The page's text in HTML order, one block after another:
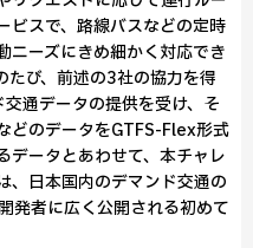
ビスで、路線バスなどの定時
ニーズにきめ細かく対応でき
たび、前述の3社の協力を得
通データの提供を受け、そ
どのデータをGTFS-Flex形式
データとあわせて、本チャレ
、日本国内のデマンド交通の
発者に広く公開される初めて